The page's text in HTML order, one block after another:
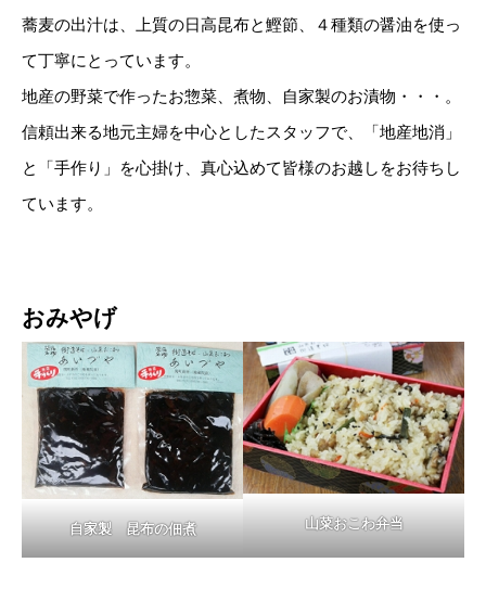
蕎麦の出汁は、上質の日高昆布と鰹節、４種類の醤油を使っ
て丁寧にとっています。
地産の野菜で作ったお惣菜、煮物、自家製のお漬物・・・。
信頼出来る地元主婦を中心としたスタッフで、「地産地消」
と「手作り」を心掛け、真心込めて皆様のお越しをお待ちし
ています。
おみやげ
自家製 昆布の佃煮 山菜おこわ弁当